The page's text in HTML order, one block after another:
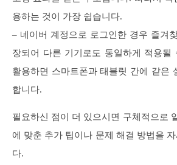
용하는 것이 가장 쉽습니다.
– 네이버 계정으로 로그인한 경우 즐겨
장되어 다른 기기로도 동일하게 적용될
활용하면 스마트폰과 태블릿 간에 같은
합니다.
필요하신 점이 더 있으시면 구체적으로
에 맞춘 추가 팁이나 문제 해결 방법을
다.